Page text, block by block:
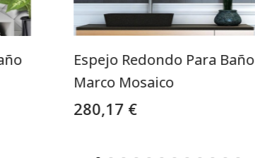
Espejo Redondo Para Baño
Marco Mosaico
280,17 €